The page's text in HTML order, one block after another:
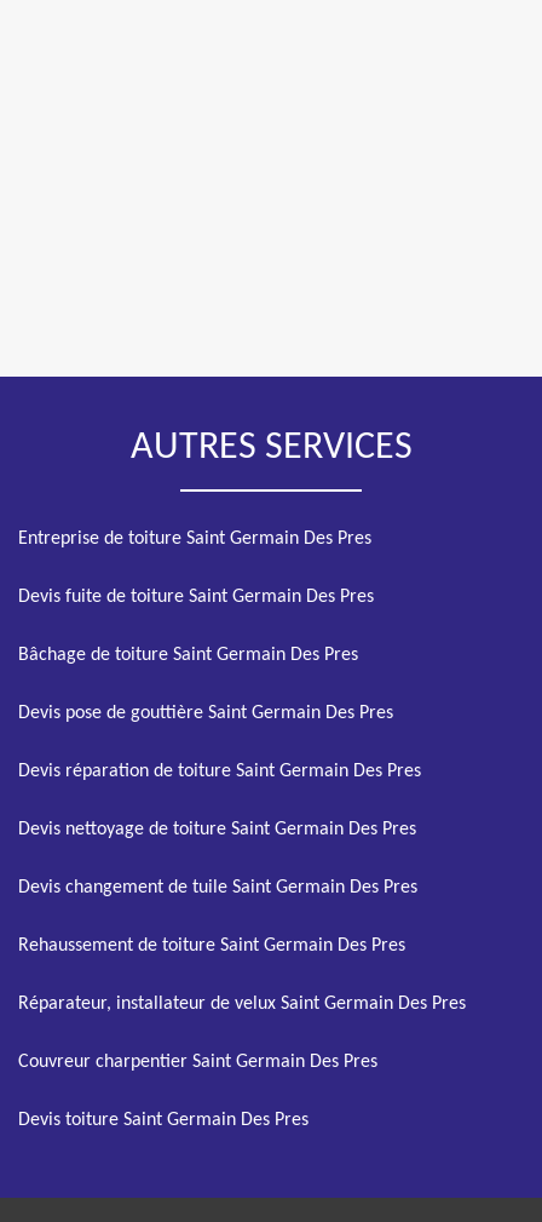
AUTRES SERVICES
Entreprise de toiture Saint Germain Des Pres
Devis fuite de toiture Saint Germain Des Pres
Bâchage de toiture Saint Germain Des Pres
Devis pose de gouttière Saint Germain Des Pres
Devis réparation de toiture Saint Germain Des Pres
Devis nettoyage de toiture Saint Germain Des Pres
Devis changement de tuile Saint Germain Des Pres
Rehaussement de toiture Saint Germain Des Pres
Réparateur, installateur de velux Saint Germain Des Pres
Couvreur charpentier Saint Germain Des Pres
Devis toiture Saint Germain Des Pres